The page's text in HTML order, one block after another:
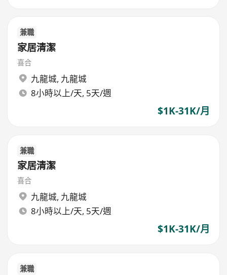
兼職
家居清潔
喜合
九龍城, 九龍城
8小時以上/天, 5天/週
$1K-31K/月
兼職
家居清潔
喜合
九龍城, 九龍城
8小時以上/天, 5天/週
$1K-31K/月
兼職